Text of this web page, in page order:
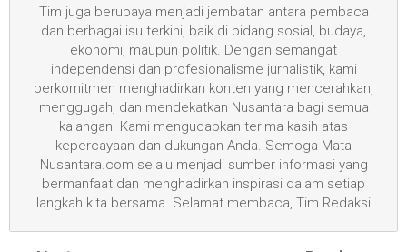
Tim juga berupaya menjadi jembatan antara pembaca
dan berbagai isu terkini, baik di bidang sosial, budaya,
ekonomi, maupun politik. Dengan semangat
independensi dan profesionalisme jurnalistik, kami
berkomitmen menghadirkan konten yang mencerahkan,
menggugah, dan mendekatkan Nusantara bagi semua
kalangan. Kami mengucapkan terima kasih atas
kepercayaan dan dukungan Anda. Semoga Mata
Nusantara.com selalu menjadi sumber informasi yang
bermanfaat dan menghadirkan inspirasi dalam setiap
langkah kita bersama. Selamat membaca, Tim Redaksi